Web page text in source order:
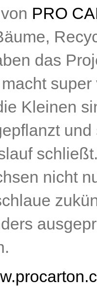
PRO
das
Kleinen
nicht